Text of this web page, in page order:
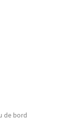
de bord